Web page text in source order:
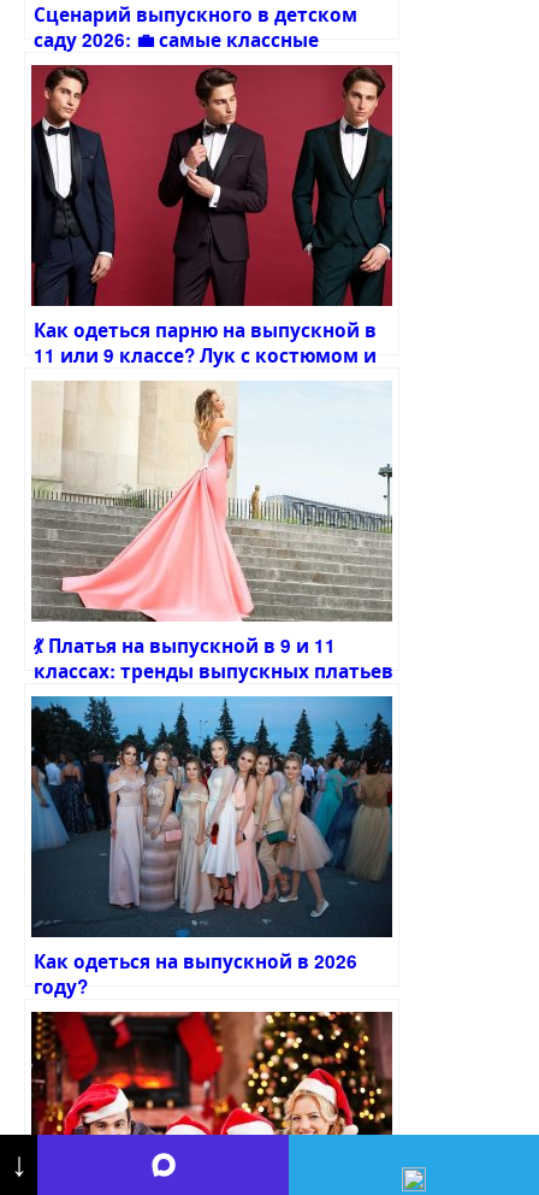
Сценарий выпускного в детском
саду 2026: 💼 самые классные
сценарии
Как одеться парню на выпускной в
11 или 9 классе? Лук с костюмом и
без
💃 Платья на выпускной в 9 и 11
классах: тренды выпускных платьев
для девушек в 2026 году
Как одеться на выпускной в 2026
году?
↓